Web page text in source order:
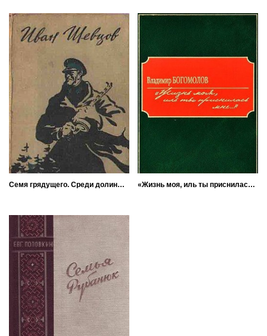
Семя грядущего. Среди долины ровныя… На краю света «Жизнь моя, иль ты приснилась мне...»(Роман в документах)